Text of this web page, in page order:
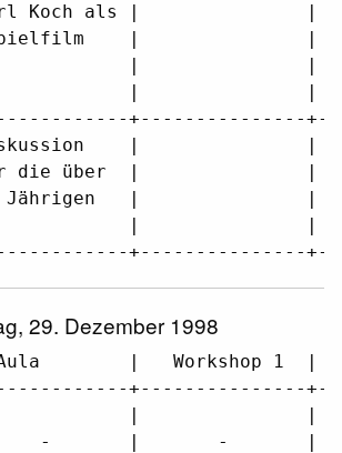
Koch als |
|               |
|
|               |
+---------------
|               |
die über  |               |
Jährigen   |               |
|               |
+---------------
29. Dezember 1998
|   Workshop 1  |
+---------------
|               |
-       |       -       |